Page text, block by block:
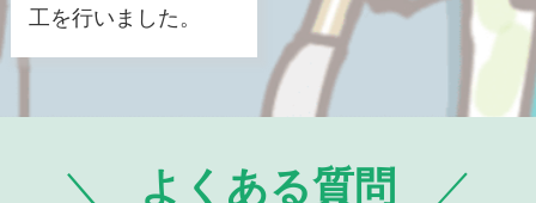
工を行いました。
よくある質問